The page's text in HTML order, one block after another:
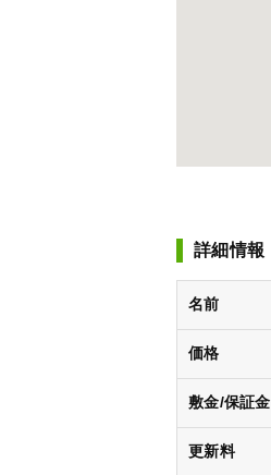
詳細情報
名前
価格
敷金/保証金
更新料